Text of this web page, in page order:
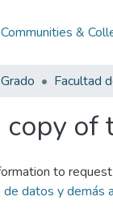
Communities &
Facultad
copy of
to
datos y demás